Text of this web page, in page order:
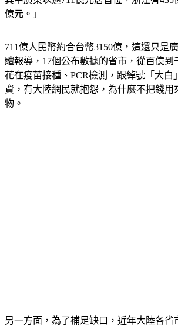
其中廣東以逾711億元居首位，浙江有435
711億人民幣約合台幣3150億，這還只是
體報導，17個公布數據的省市，從百億到
花在疫苗接種、PCR檢測，跟綽號「大白
資，有大陸網民就抱怨，為什麼不把錢用